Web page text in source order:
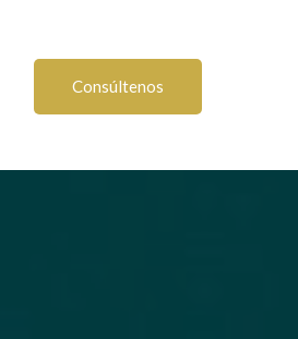
Consúltenos